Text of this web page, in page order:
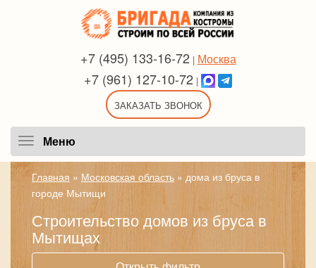
+7 (495) 133-16-72 | Москва
+7 (961) 127-10-72 |
ЗАКАЗАТЬ ЗВОНОК
Меню
Главная » Московская область » дома из бруса в
городе Мытищи
Строительство домов из бруса в
Мытищах